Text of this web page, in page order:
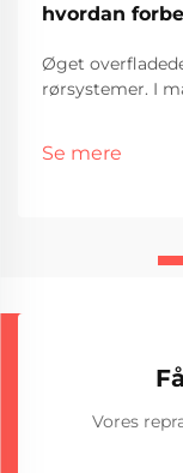
hvordan
Øget
rørsystemer. I
korrosion, højt
driftssikkerhed
Se mere
Vores